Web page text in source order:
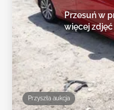
Przyszła aukcja
Przesuń w
więcej zdjęć